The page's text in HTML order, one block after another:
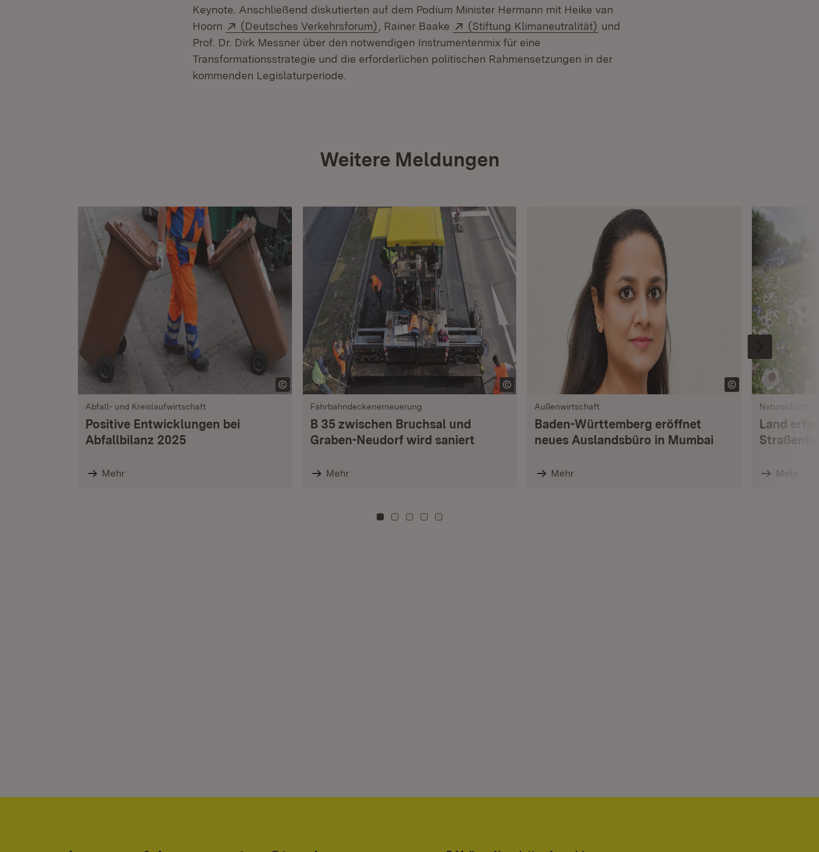
Keynote. Anschließend diskutierten auf dem Podium Minister Hermann mit Heike van
Hoorn
Extern:
(Deutsches Verkehrsforum) (Öffnet in neuem Fenster)
, Rainer Baake Extern:
(Stiftung Klimaneutralität) (Öffnet in neuem Fenster)
und
Prof. Dr. Dirk Messner über den notwendigen Instrumentenmix für eine
Transformationsstrategie und die erforderlichen politischen Rahmensetzungen in der
kommenden Legislaturperiode.
Weitere Meldungen
Abfall- und Kreislaufwirtschaft
Positive Entwicklungen bei
Abfallbilanz 2025
Mehr
Fahrbahndeckenerneuerung
B 35 zwischen Bruchsal und
Graben-Neudorf wird saniert
Mehr
Außenwirtschaft
Baden-Württemberg eröffnet
neues Auslandsbüro in Mumbai
Mehr
Naturschutz
Land
Mehr
Zu Kachel: 0
Zu Kachel: 3
Zu Kachel: 6
Zu Kachel: 9
Zu Kachel: 12